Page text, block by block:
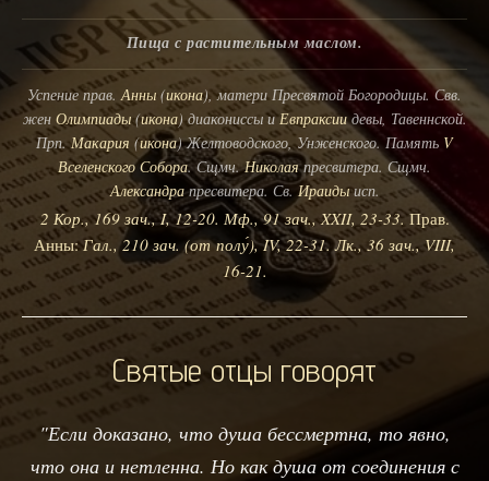
Пища с растительным маслом.
Успение прав.Анны (икона), матери Пресвятой Богородицы. Свв.
жен Олимпиады(икона) диакониссы иЕвпраксиидевы, Тавеннской.
Прп.Макария (икона) Желтоводского, Унженского. Память V
Вселенского Собора. Сщмч.Николаяпресвитера. Сщмч.
Александрапресвитера. Св.Ираидыисп.
2 Кор., 169 зач., I, 12-20. Мф., 91 зач., XXII, 23-33.Прав.
Анны:Гал., 210 зач. (от полу́), IV, 22-31. Лк., 36 зач., VIII,
16-21.
Святые отцы говорят
"Если доказано, что душа бессмертна, то явно,
что она и нетленна. Но как душа от соединения с